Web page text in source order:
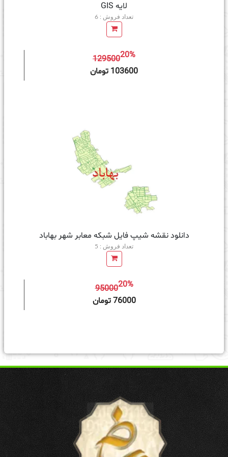
لایه GIS
تعداد فروش : 6
12950020%
103600 تومان
دانلود نقشه شیپ فایل شبکه معابر شهر بهاباد
تعداد فروش : 5
9500020%
76000 تومان